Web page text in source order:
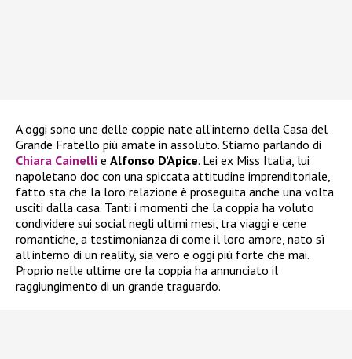
A oggi sono une delle coppie nate all’interno della Casa del
Grande Fratello più amate in assoluto. Stiamo parlando di
Chiara Cainelli e Alfonso D’Apice. Lei ex Miss Italia, lui
napoletano doc con una spiccata attitudine imprenditoriale,
fatto sta che la loro relazione è proseguita anche una volta
usciti dalla casa. Tanti i momenti che la coppia ha voluto
condividere sui social negli ultimi mesi, tra viaggi e cene
romantiche, a testimonianza di come il loro amore, nato sì
all’interno di un reality, sia vero e oggi più forte che mai.
Proprio nelle ultime ore la coppia ha annunciato il
raggiungimento di un grande traguardo.